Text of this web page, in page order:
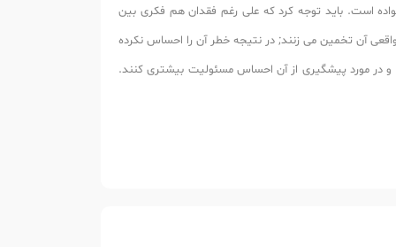
است. باید توجه کرد که علی رغم فقدان هم فکری بین
واقعی آن تخمین می زنند; در نتیجه خطر آن را احساس نکرده
و در مورد پیشگیری از آن احساس مسئولیت بیشتری کنند.